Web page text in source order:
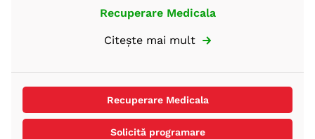
Recuperare Medicala
Recuperare Medicala
Solicită programare